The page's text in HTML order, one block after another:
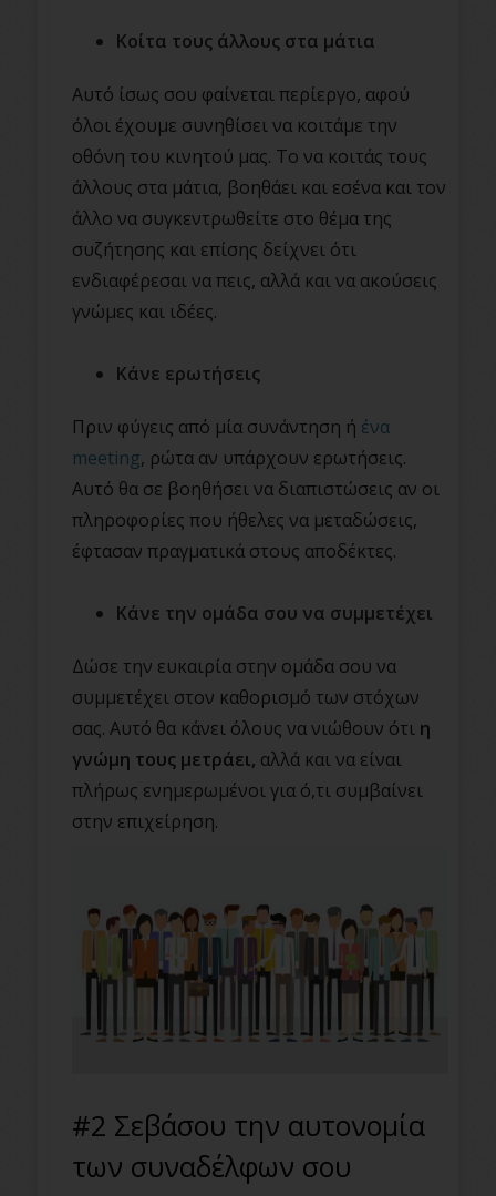
Κοίτα τους άλλους στα μάτια
Αυτό ίσως σου φαίνεται περίεργο, αφού
όλοι έχουμε συνηθίσει να κοιτάμε την
οθόνη του κινητού μας. Το να κοιτάς τους
άλλους στα μάτια, βοηθάει και εσένα και τον
άλλο να συγκεντρωθείτε στο θέμα της
συζήτησης και επίσης δείχνει ότι
ενδιαφέρεσαι να πεις, αλλά και να ακούσεις
γνώμες και ιδέες.
Κάνε ερωτήσεις
Πριν φύγεις από μία συνάντηση ή ένα
meeting, ρώτα αν υπάρχουν ερωτήσεις.
Αυτό θα σε βοηθήσει να διαπιστώσεις αν οι
πληροφορίες που ήθελες να μεταδώσεις,
έφτασαν πραγματικά στους αποδέκτες.
Κάνε την ομάδα σου να συμμετέχει
Δώσε την ευκαιρία στην ομάδα σου να
συμμετέχει στον καθορισμό των στόχων
σας. Αυτό θα κάνει όλους να νιώθουν ότι η
γνώμη τους μετράει, αλλά και να είναι
πλήρως ενημερωμένοι για ό,τι συμβαίνει
στην επιχείρηση.
#2 Σεβάσου την αυτονομία
των συναδέλφων σου